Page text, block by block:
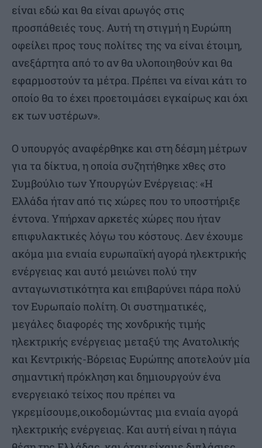
είναι εδώ και θα είναι αρωγός στις
προσπάθειές τους. Αυτή τη στιγμή η Ευρώπη
οφείλει προς τους πολίτες της να είναι έτοιμη,
ανεξάρτητα από το αν θα υλοποιηθούν και θα
εφαρμοστούν τα μέτρα. Πρέπει να είναι κάτι το
οποίο θα το έχει προετοιμάσει εγκαίρως και όχι
εκ των υστέρων».
Ο υπουργός αναφέρθηκε και στη δέσμη μέτρων
για τα δίκτυα, η οποία συζητήθηκε χθες στο
Συμβούλιο των Υπουργών Ενέργειας: «Η
Ελλάδα ήταν από τις χώρες που το υποστήριξε
έντονα. Υπήρχαν αρκετές χώρες που ήταν
επιφυλακτικές λόγω του κόστους. Δεν έχουμε
ακόμα μια ενιαία ευρωπαϊκή αγορά ηλεκτρικής
ενέργειας και αυτό μειώνει πολύ την
ανταγωνιστικότητα και επιβαρύνει πάρα πολύ
τον Ευρωπαίο πολίτη. Οι συστηματικές,
μεγάλες διαφορές της χονδρικής τιμής
ηλεκτρικής ενέργειας μεταξύ της Ανατολικής
και Κεντρικής-Βόρειας Ευρώπης αποτελούν μία
σημαντική πρόκληση και δημιουργούν ένα
ενεργειακό τείχος που πρέπει να
γκρεμίσουμε,οικοδομώντας μια ενιαία αγορά
ηλεκτρικής ενέργειας. Και αυτή είναι η πάγια